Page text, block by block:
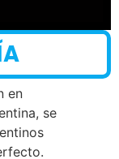
en
se